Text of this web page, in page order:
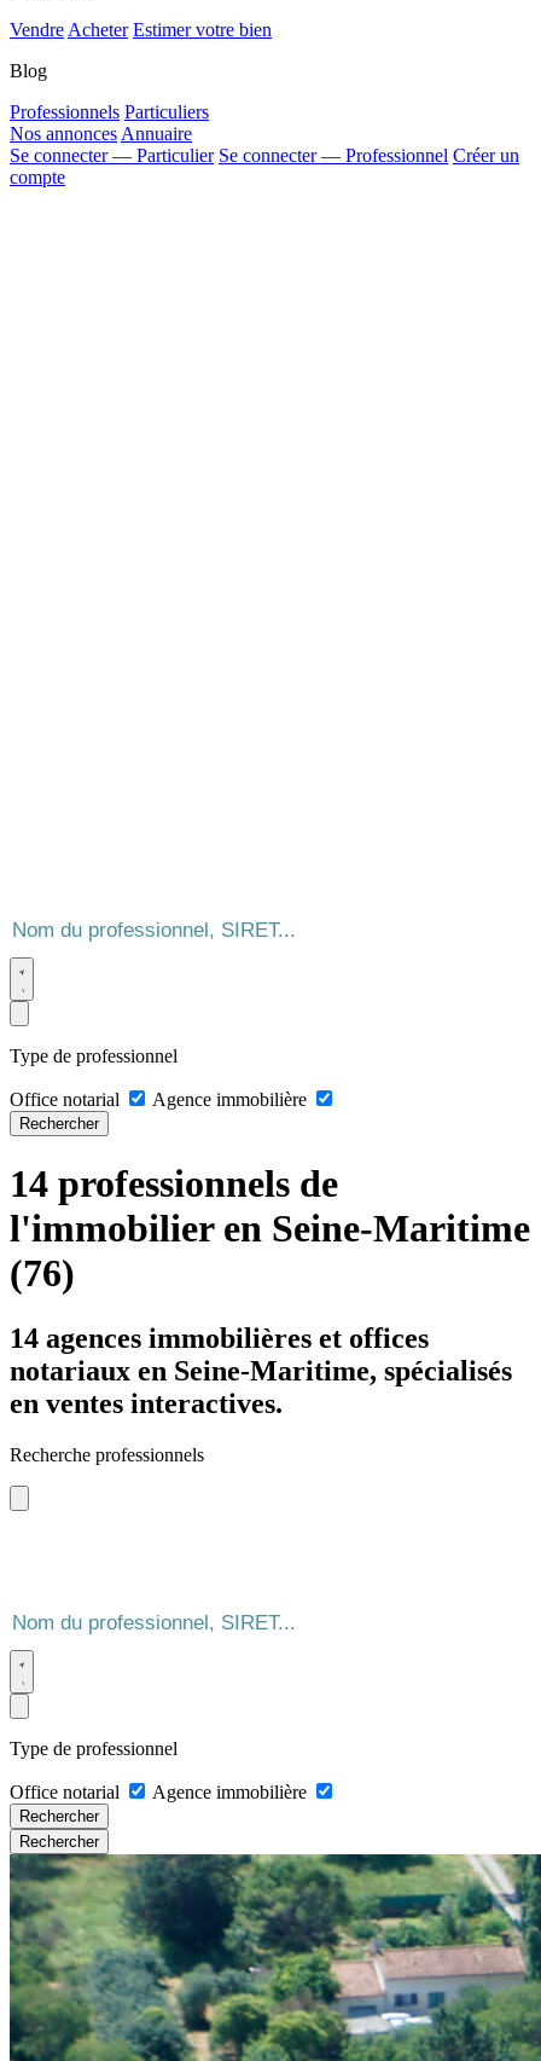
Vendre Acheter Estimer votre bien
Blog
Professionnels Particuliers
Nos annonces Annuaire
Se connecter — Particulier Se connecter — Professionnel Créer un
compte
Type de professionnel
Office notarial Agence immobilière
Rechercher
14 professionnels de
l'immobilier en Seine-Maritime
(76)
14 agences immobilières et offices
notariaux en Seine-Maritime, spécialisés
en ventes interactives.
Recherche professionnels
Type de professionnel
Office notarial Agence immobilière
Rechercher
Rechercher